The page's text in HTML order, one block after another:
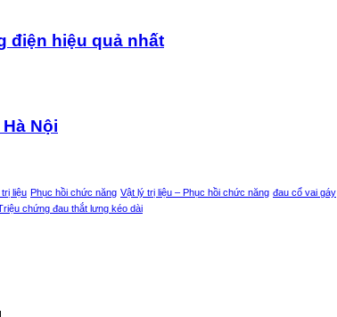
điện hiệu quả nhất
Nội
liệu Phục hồi chức năng Vật lý trị liệu – Phục hồi chức năng đau cổ vai gáy
chứng đau thắt lưng kéo dài